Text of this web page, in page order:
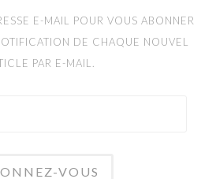
E-MAIL POUR VOUS ABONNER
DE CHAQUE NOUVEL
PAR E-MAIL.